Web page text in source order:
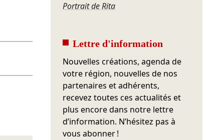
Portrait de Rita
Lettre d'information
Nouvelles créations, agenda de
votre région, nouvelles de nos
partenaires et adhérents,
recevez toutes ces actualités et
plus encore dans notre lettre
d’information. N’hésitez pas à
vous abonner !